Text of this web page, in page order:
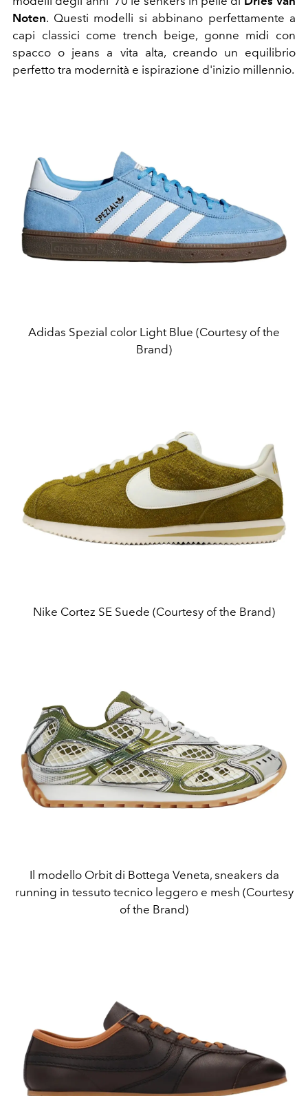
Noten. Questi modelli si abbinano perfettamente a
capi classici come trench beige, gonne midi con
spacco o jeans a vita alta, creando un equilibrio
perfetto tra modernità e ispirazione d'inizio millennio.
Adidas Spezial color Light Blue (Courtesy of the
Brand)
Nike Cortez SE Suede (Courtesy of the Brand)
Il modello Orbit di Bottega Veneta, sneakers da
running in tessuto tecnico leggero e mesh (Courtesy
of the Brand)